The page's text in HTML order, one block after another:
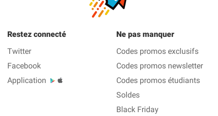
Restez connecté
Twitter
Facebook
Application
Ne pas manquer
Codes promos exclusifs
Codes promos newsletter
Codes promos étudiants
Soldes
Black Friday